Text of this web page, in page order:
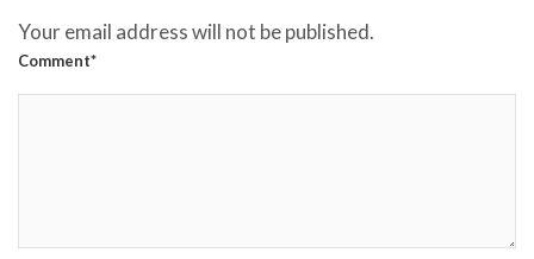
Your email address will not be published.
Comment*